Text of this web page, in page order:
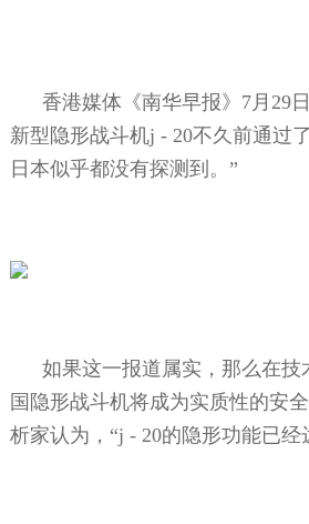
香港媒体《南华早报》 7 月 29
新型隐形战斗机j - 20不久前通过
日本似乎都没有探测到。”
如果这一报道属实，那么在技
国隐形战斗机将成为实质性的安
析家认为，“j - 20的隐形功能已经